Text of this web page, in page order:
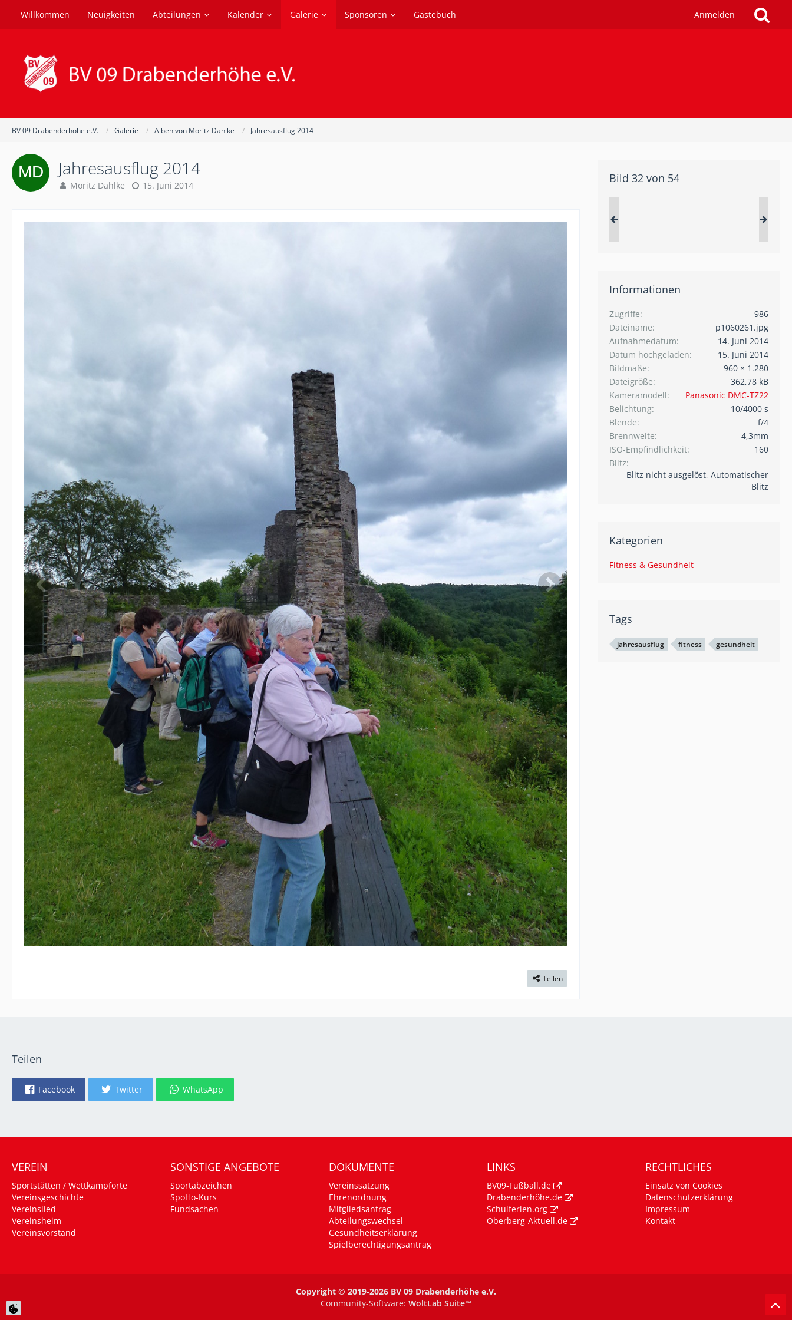
Willkommen Neuigkeiten Abteilungen Kalender Galerie Sponsoren Gästebuch Anmelden
BV 09 Drabenderhöhe e.V. Galerie Alben von Moritz Dahlke Jahresausflug 2014
Jahresausflug 2014
Moritz Dahlke 15. Juni 2014
Teilen
Bild 32 von 54
Informationen
Zugriffe
986
Dateiname
p1060261.jpg
Aufnahmedatum
14. Juni 2014
Datum hochgeladen
15. Juni 2014
Bildmaße
960 × 1.280
Dateigröße
362,78 kB
Kameramodell
Panasonic DMC-TZ22
Belichtung
10/4000 s
Blende
f/4
Brennweite
4,3mm
ISO-Empfindlichkeit
160
Blitz
Blitz nicht ausgelöst, Automatischer
Blitz
Kategorien
Fitness & Gesundheit
Tags
jahresausflug fitness gesundheit
Teilen
Facebook Twitter WhatsApp
VEREIN
Sportstätten / Wettkampforte
Vereinsgeschichte
Vereinslied
Vereinsheim
Vereinsvorstand
SONSTIGE ANGEBOTE
Sportabzeichen
SpoHo-Kurs
Fundsachen
DOKUMENTE
Vereinssatzung
Ehrenordnung
Mitgliedsantrag
Abteilungswechsel
Gesundheitserklärung
Spielberechtigungsantrag
LINKS
BV09-Fußball.de
Drabenderhöhe.de
Schulferien.org
Oberberg-Aktuell.de
RECHTLICHES
Einsatz von Cookies
Datenschutzerklärung
Impressum
Kontakt
Copyright © 2019-2026 BV 09 Drabenderhöhe e.V.
Community-Software: WoltLab Suite™